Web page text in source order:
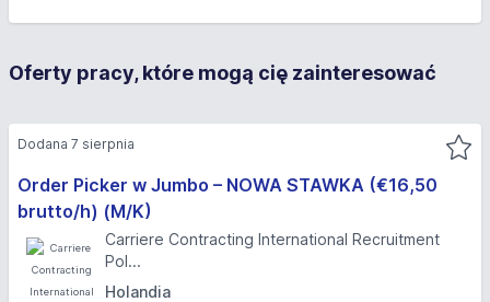
Oferty pracy, które mogą cię zainteresować
Order Picker w Jumbo – NOWA STAWKA (€16,50
brutto/h) (M/K)
Carriere Contracting International Recruitment
Pol...
Holandia
Dodana 7 sierpnia